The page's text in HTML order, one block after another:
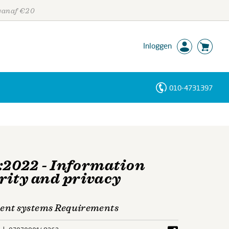
€20
Inloggen
010-4731397
- Information
and privacy
systems Requirements
Personen